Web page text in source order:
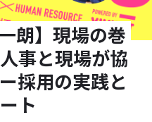
朗】現場の巻
事と現場が協
採用の実践と
ト